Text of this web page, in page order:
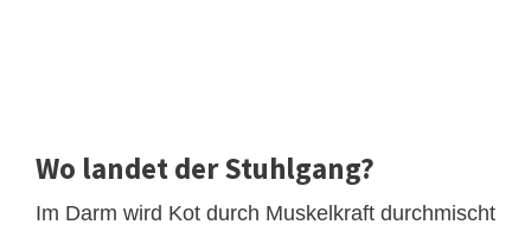
Wo landet der Stuhlgang?
Im Darm wird Kot durch Muskelkraft durchmischt